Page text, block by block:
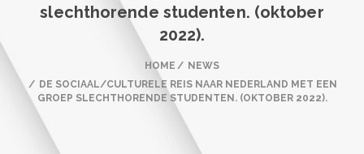
slechthorende studenten. (oktober
2022).
HOME
NEWS
DE SOCIAAL/CULTURELE REIS NAAR NEDERLAND MET EEN
GROEP SLECHTHORENDE STUDENTEN. (OKTOBER 2022).